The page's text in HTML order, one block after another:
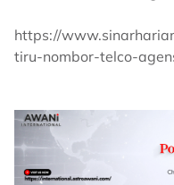
https://
tiru-nombor-telco-